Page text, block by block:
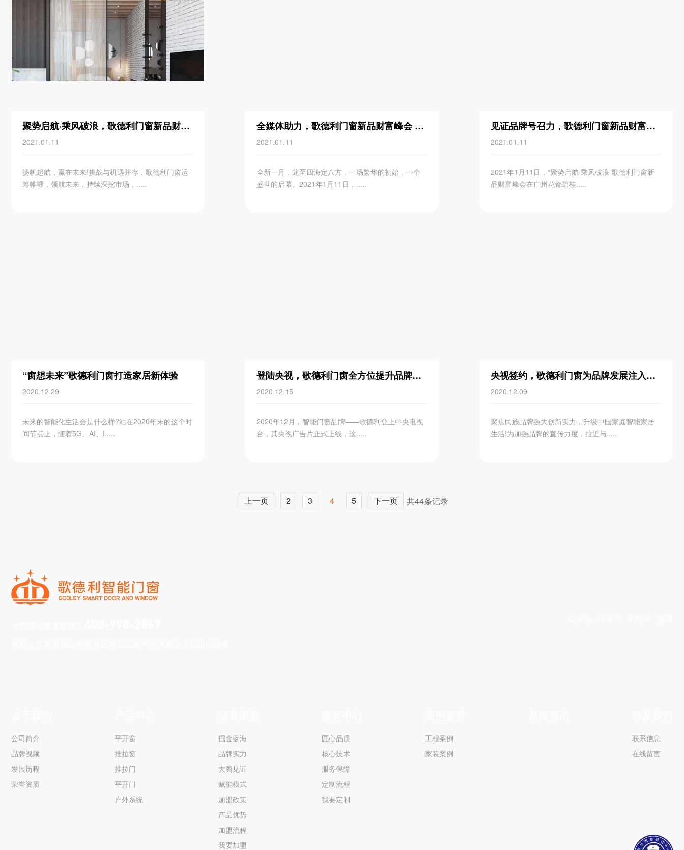
聚势启航·乘风破浪，歌德利门窗新品财富峰会重磅来袭
2021.01.11
扬帆起航，赢在未来!挑战与机遇并存，歌德利门窗运
筹帷幄，领航未来，持续深挖市场，.....
全媒体助力，歌德利门窗新品财富峰会 发力品牌新渠道
2021.01.11
全新一月，龙至四海定八方，一场繁华的初始，一个
盛世的启幕。2021年1月11日，.....
见证品牌号召力，歌德利门窗新品财富峰会燃爆现场
2021.01.11
2021年1月11日，“聚势启航·乘风破浪”歌德利门窗新
品财富峰会在广州花都碧桂.....
“窗想未来”歌德利门窗打造家居新体验
2020.12.29
未来的智能化生活会是什么样?站在2020年末的这个时
间节点上，随着5G、AI、I.....
登陆央视，歌德利门窗全方位提升品牌格局
2020.12.15
2020年12月，智能门窗品牌——歌德利登上中央电视
台，其央视广告片正式上线，这.....
央视签约，歌德利门窗为品牌发展注入新动力
2020.12.09
聚焦民族品牌强大创新实力，升级中国家庭智能家居
生活!为加强品牌的宣传力度，拉近与.....
上一页 2 3 4 5 下一页 共44条记录
公司简介
品牌视频
发展历程
荣誉资质
平开窗
推拉窗
推拉门
平开门
户外系统
掘金蓝海
品牌实力
大商见证
赋能模式
加盟政策
产品优势
加盟流程
我要加盟
匠心品质
核心技术
服务保障
定制流程
我要定制
工程案例
家装案例
联系信息
在线留言